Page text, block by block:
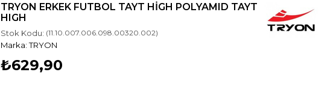
TRYON ERKEK FUTBOL TAYT HIGH POLYAMID TAYT
HIGH
Stok Kodu: (11.10.007.006.098.00320.002)
TRYON
₺629,90